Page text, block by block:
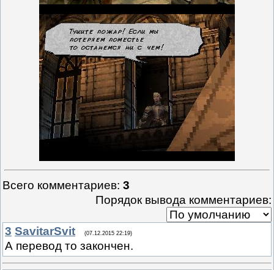
Всего комментариев: 3
Порядок вывода комментариев:
3 SavitarSvit (07.12.2015 22:19)
А перевод то закончен.